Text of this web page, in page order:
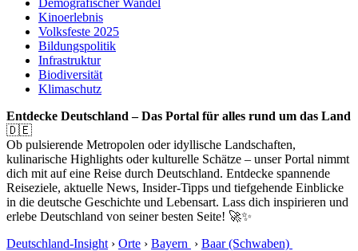
Demografischer Wandel
Kinoerlebnis
Volksfeste 2025
Bildungspolitik
Infrastruktur
Biodiversität
Klimaschutz
Entdecke Deutschland – Das Portal für alles rund um das Land
🇩🇪
Ob pulsierende Metropolen oder idyllische Landschaften,
kulinarische Highlights oder kulturelle Schätze – unser Portal nimmt
dich mit auf eine Reise durch Deutschland. Entdecke spannende
Reiseziele, aktuelle News, Insider-Tipps und tiefgehende Einblicke
in die deutsche Geschichte und Lebensart. Lass dich inspirieren und
erlebe Deutschland von seiner besten Seite! 🚀✨
Deutschland-Insight › Orte › Bayern › Baar (Schwaben)